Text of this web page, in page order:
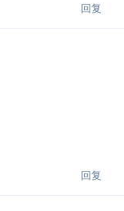
回复
回复